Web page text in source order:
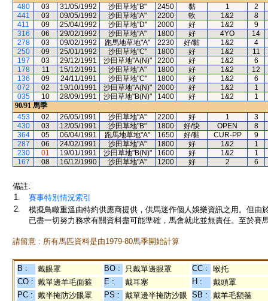
480
03 31/05/1992 沙田草地"B" 2450 黏 1
2
441
03 09/05/1992 沙田草地"A" 2200 軟 1&2
8
411
09 25/04/1992 沙田草地"D" 2000 好 1&2 9
316
06 29/02/1992 沙田草地"A" 1800 好 4YO
14
278
03 09/02/1992 跑馬地草地"A" 2230 好/黏 1&2 4
250
09 25/01/1992 沙田草地"C" 1800 好 1&2 11
197
03 29/12/1991 沙田草地"A(N)" 2200 好 1&2 6
178
11 15/12/1991 沙田草地"A" 1800 好 1&2 12
136
09 24/11/1991 沙田草地"C" 1800 好 1&2 6
072
02 19/10/1991 沙田草地"A(N)" 2000 好 1&2
1
035
10 28/09/1991 沙田草地"B(N)" 1400 好 1&2
1
90/91 馬季
453
02 26/05/1991 沙田草地"A" 2200 好 1
3
430
03 12/05/1991 沙田草地"B" 1800 好/快 OPEN
8
364
05 06/04/1991 跑馬地草地"A" 1650 好/黏 CUR-PP
9
287
06 24/02/1991 沙田草地"A" 1800 好 1&2
1
230
01 19/01/1991 沙田草地"B(N)" 1600 好 1&2
1
167
08 16/12/1990 沙田草地"A" 1200 好 2 6
備註:
1.
賽事特別情況索引
2.
模擬鳥瞰重溫由特約供應商提供，供馬迷作個人娛樂資訊之用。但
已盡一切努力務求有關資料盡可能準確，馬會就此並無責任。至於賽
請留意 : 所有馬匹資料是由1979-80馬季開始計算
B : 戴眼罩 BO : 只戴單邊眼罩 CC :
喉托
CO : 戴單邊羊毛面箍 E : 戴耳塞 H :
戴頭罩
PC : 戴半掩防沙眼罩 PS :
戴單邊半掩防沙眼 SB : 戴羊毛額箍